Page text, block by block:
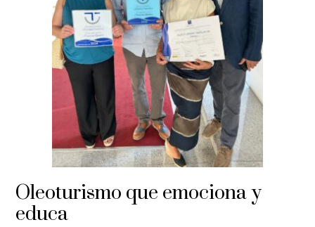
Oleoturismo que emociona y
educa